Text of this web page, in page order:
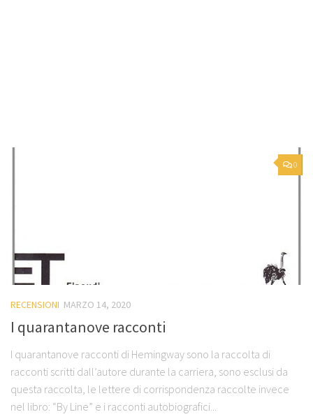
0
RECENSIONI MARZO 14, 2020
I quarantanove racconti
I quarantanove racconti di Hemingway sono la raccolta di
racconti scritti dall’autore durante la carriera, sono esclusi da
questa raccolta, le lettere di corrispondenza raccolte invece
nel libro: “By Line” e i racconti autobiografici...